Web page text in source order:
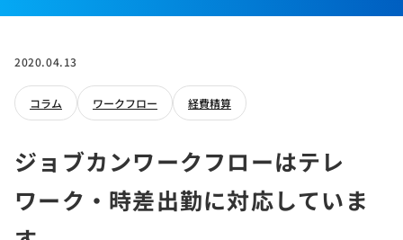
2020.04.13
コラム ワークフロー 経費精算
ジョブカンワークフローはテレ
ワーク・時差出勤に対応していま